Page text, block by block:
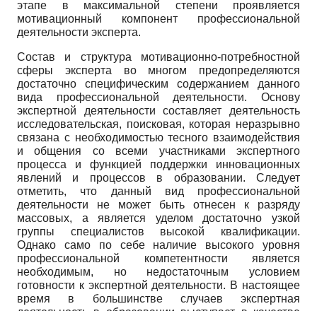
этапе в максимальной степени проявляется
мотивационный компонент профессиональной
деятельности эксперта.
Состав и структура мотивационно-потребностной
сферы эксперта во многом предопределяются
достаточно специфическим содержанием данного
вида профессиональной деятельности. Основу
экспертной деятельности составляет деятельность
исследовательская, поисковая, которая неразрывно
связана с необходимостью тесного взаимодействия
и общения со всеми участниками экспертного
процесса и функцией поддержки инновационных
явлений и процессов в образовании. Следует
отметить, что данный вид профессиональной
деятельности не может быть отнесен к разряду
массовых, а является уделом достаточно узкой
группы специалистов высокой квалификации.
Однако само по себе наличие высокого уровня
профессиональной компетентности является
необходимым, но недостаточным условием
готовности к экспертной деятельности. В настоящее
время в большинстве случаев экспертная